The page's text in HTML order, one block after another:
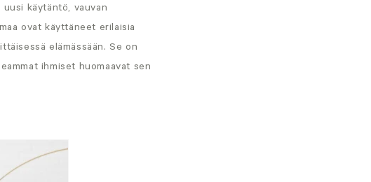
käytäntö, vauvan
ovat käyttäneet erilaisia
elämässään. Se on
ihmiset huomaavat sen